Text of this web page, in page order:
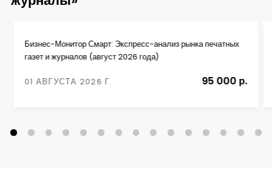
Бизнес-Монитор Смарт: Экспресс-анализ рынка печатных
газет и журналов (август 2026 года)
01 АВГУСТА 2026 Г. 95 000 р.